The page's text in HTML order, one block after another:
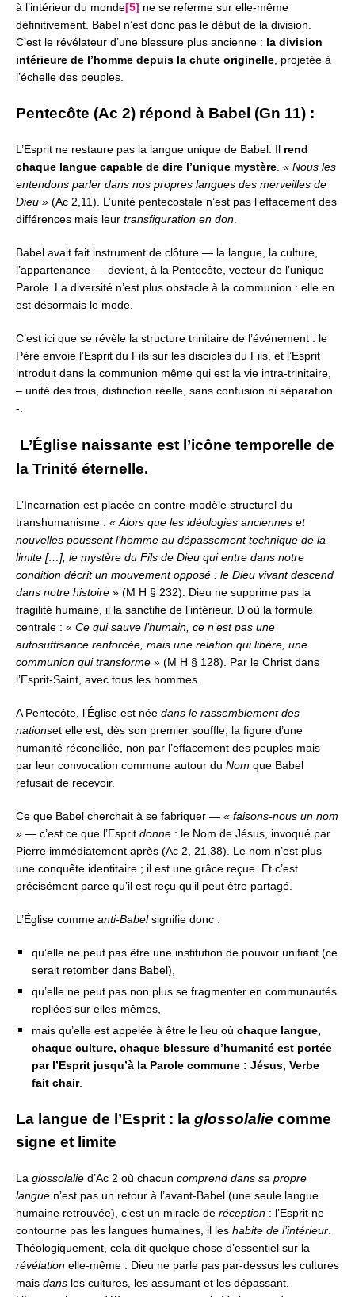
à l’intérieur du monde[5] ne se referme sur elle-même
définitivement. Babel n’est donc pas le début de la division.
C’est le révélateur d’une blessure plus ancienne : la division
intérieure de l’homme depuis la chute originelle projetée à
l’échelle des peuples.
Pentecôte (Ac 2) répond à Babel (Gn 11) :
L’Esprit ne restaure pas la langue unique de Babel. Il rend
chaque langue capable de dire l’unique mystère « Nous les
entendons parler dans nos propres langues des merveilles de
Dieu » (Ac 2,11). L’unité pentecostale n’est pas l’effacement des
différences mais leur transfiguration en don
Babel avait fait instrument de clôture — la langue, la culture,
l’appartenance — devient, à la Pentecôte, vecteur de l’unique
Parole. La diversité n’est plus obstacle à la communion : elle en
est désormais le mode.
C’est ici que se révèle la structure trinitaire de l’événement : le
Père envoie l’Esprit du Fils sur les disciples du Fils, et l’Esprit
introduit dans la communion même qui est la vie intra-trinitaire,
– unité des trois, distinction réelle, sans confusion ni séparation
-.
L’Église naissante est l’icône temporelle de
la Trinité éternelle.
L’Incarnation est placée en contre-modèle structurel du
transhumanisme : « Alors que les idéologies anciennes et
nouvelles poussent l’homme au dépassement technique de la
limite […], le mystère du Fils de Dieu qui entre dans notre
condition décrit un mouvement opposé : le Dieu vivant descend
dans notre histoire » (M H § 232). Dieu ne supprime pas la
fragilité humaine, il la sanctifie de l’intérieur. D’où la formule
centrale : « Ce qui sauve l’humain, ce n’est pas une
autosuffisance renforcée, mais une relation qui libère, une
communion qui transforme » (M H § 128). Par le Christ dans
l’Esprit-Saint, avec tous les hommes.
A Pentecôte, l’Église est née dans le rassemblement des
nationset elle est, dès son premier souffle, la figure d’une
humanité réconciliée, non par l’effacement des peuples mais
par leur convocation commune autour du Nom que Babel
refusait de recevoir.
Ce que Babel cherchait à se fabriquer — « faisons-nous un nom
» — c’est ce que l’Esprit donne : le Nom de Jésus, invoqué par
Pierre immédiatement après (Ac 2, 21.38). Le nom n’est plus
une conquête identitaire ; il est une grâce reçue. Et c’est
précisément parce qu’il est reçu qu’il peut être partagé.
L’Église comme anti-Babelsignifie donc :
qu’elle ne peut pas être une institution de pouvoir unifiant (ce
serait retomber dans Babel),
qu’elle ne peut pas non plus se fragmenter en communautés
repliées sur elles-mêmes,
mais qu’elle est appelée à être le lieu où chaque langue,
chaque culture, chaque blessure d’humanité est portée
par l’Esprit jusqu’à la Parole commune : Jésus, Verbe
fait chair.
La langue de l’Esprit : la glossolalie comme
signe et limite
La glossolalie d’Ac 2 où chacun comprend dans sa propre
langue n’est pas un retour à l’avant-Babel (une seule langue
humaine retrouvée), c’est un miracle de réception : l’Esprit ne
contourne pas les langues humaines, il les habite de l’intérieur
Théologiquement, cela dit quelque chose d’essentiel sur la
révélation elle-même : Dieu ne parle pas par-dessus les cultures
mais dans les cultures, les assumant et les dépassant.